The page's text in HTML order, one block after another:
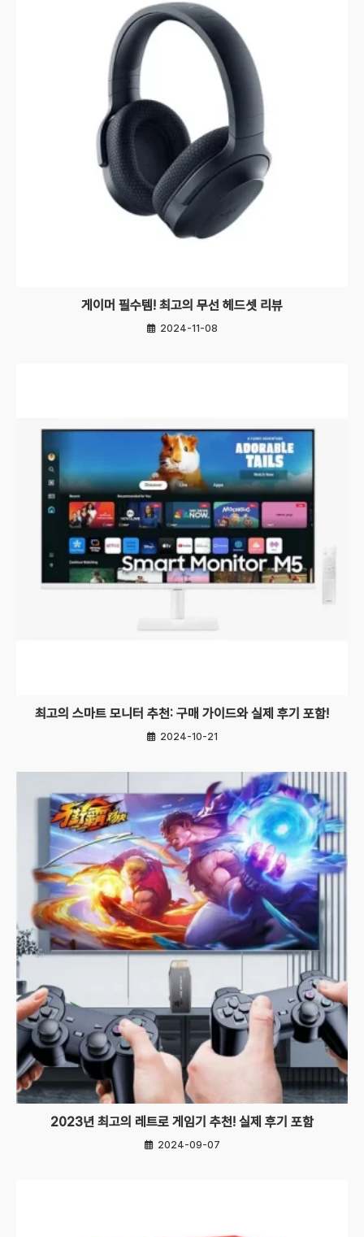
게이머 필수템! 최고의 무선 헤드셋 리뷰
2024-11-08
최고의 스마트 모니터 추천: 구매 가이드와 실제 후기 포함!
2024-10-21
2023년 최고의 레트로 게임기 추천! 실제 후기 포함
2024-09-07